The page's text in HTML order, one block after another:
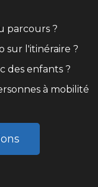
parcours ?
sur l'itinéraire ?
des enfants ?
à mobilité